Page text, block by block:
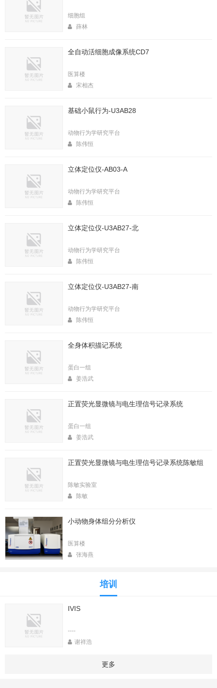
细胞组
薛林
全自动活细胞成像系统CD7
医算楼
宋相杰
基础小鼠行为-U3AB28
动物行为学研究平台
陈伟恒
立体定位仪-AB03-A
动物行为学研究平台
陈伟恒
立体定位仪-U3AB27-北
动物行为学研究平台
陈伟恒
立体定位仪-U3AB27-南
动物行为学研究平台
陈伟恒
全身体积描记系统
蛋白一组
姜浩武
正置荧光显微镜与电生理信号记录系统
蛋白一组
姜浩武
正置荧光显微镜与电生理信号记录系统陈敏组
陈敏实验室
陈敏
小动物身体组分分析仪
医算楼
张海燕
培训
IVIS
----
谢祥浩
更多